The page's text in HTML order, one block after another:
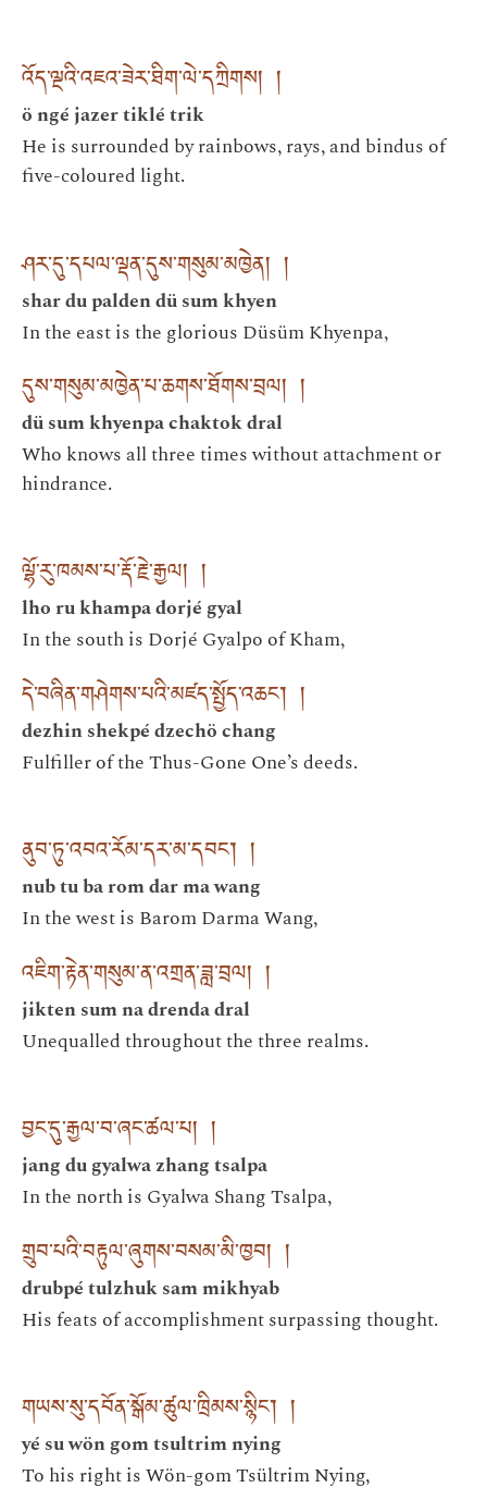
འོད་ལྔའི་འཇའ་ཟེར་ཐིག་ལེ་དཀྲིགས། །
ö ngé jazer tiklé trik
He is surrounded by rainbows, rays, and bindus of
five-coloured light.
ཤར་དུ་དཔལ་ལྡན་དུས་གསུམ་མཁྱེན། །
shar du palden dü sum khyen
In the east is the glorious Düsüm Khyenpa,
དུས་གསུམ་མཁྱེན་པ་ཆགས་ཐོགས་བྲལ། །
dü sum khyenpa chaktok dral
Who knows all three times without attachment or
hindrance.
ལྷོ་རུ་ཁམས་པ་རྡོ་རྗེ་རྒྱལ། །
lho ru khampa dorjé gyal
In the south is Dorjé Gyalpo of Kham,
དེ་བཞིན་གཤེགས་པའི་མཛད་སྤྱོད་འཆང་། །
dezhin shekpé dzechö chang
Fulfiller of the Thus-Gone One’s deeds.
ནུབ་ཏུ་འབའ་རོམ་དར་མ་དབང་། །
nub tu ba rom dar ma wang
In the west is Barom Darma Wang,
འཇིག་རྟེན་གསུམ་ན་འགྲན་ཟླ་བྲལ། །
jikten sum na drenda dral
Unequalled throughout the three realms.
བྱང་དུ་རྒྱལ་བ་ཞང་ཚལ་པ། །
jang du gyalwa zhang tsalpa
In the north is Gyalwa Shang Tsalpa,
གྲུབ་པའི་བརྟུལ་ཞུགས་བསམ་མི་ཁྱབ། །
drubpé tulzhuk sam mikhyab
His feats of accomplishment surpassing thought.
གཡས་སུ་དབོན་སྒོམ་ཚུལ་ཁྲིམས་སྙིང་། །
yé su wön gom tsultrim nying
To his right is Wön-gom Tsültrim Nying,